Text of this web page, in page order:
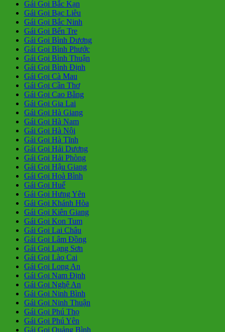
Gái Gọi Bắc Kạn
Gái Gọi Bạc Liêu
Gái Gọi Bắc Ninh
Gái Gọi Bến Tre
Gái Gọi Bình Dương
Gái Gọi Bình Phước
Gái Gọi Bình Thuận
Gái Gọi Bình Định
Gái Gọi Cà Mau
Gái Gọi Cần Thơ
Gái Gọi Cao Bằng
Gái Gọi Gia Lai
Gái Gọi Hà Giang
Gái Gọi Hà Nam
Gái Gọi Hà Nội
Gái Gọi Hà Tĩnh
Gái Gọi Hải Dương
Gái Gọi Hải Phòng
Gái Gọi Hậu Giang
Gái Gọi Hoà Bình
Gái Gọi Huế
Gái Gọi Hưng Yên
Gái Gọi Khánh Hòa
Gái Gọi Kiên Giang
Gái Gọi Kon Tum
Gái Gọi Lai Châu
Gái Gọi Lâm Đồng
Gái Gọi Lạng Sơn
Gái Gọi Lào Cai
Gái Gọi Long An
Gái Gọi Nam Định
Gái Gọi Nghệ An
Gái Gọi Ninh Bình
Gái Gọi Ninh Thuận
Gái Gọi Phú Thọ
Gái Gọi Phú Yên
Gái Gọi Quảng Bình